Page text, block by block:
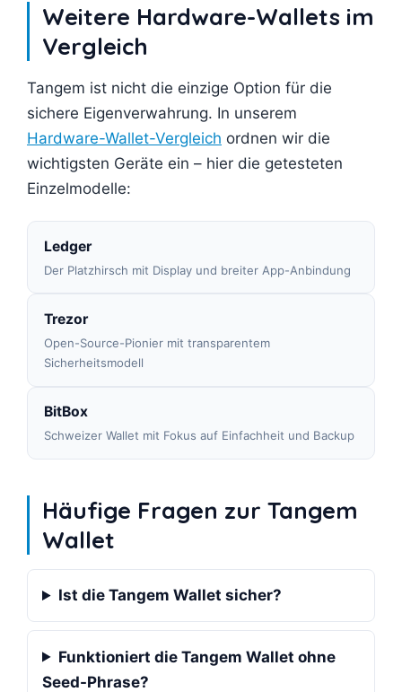
Weitere Hardware-Wallets im
Vergleich
Tangem ist nicht die einzige Option für die
sichere Eigenverwahrung. In unserem
Hardware-Wallet-Vergleich ordnen wir die
wichtigsten Geräte ein – hier die getesteten
Einzelmodelle:
Ledger
Der Platzhirsch mit Display und breiter App-Anbindung
Trezor
Open-Source-Pionier mit transparentem
Sicherheitsmodell
BitBox
Schweizer Wallet mit Fokus auf Einfachheit und Backup
Häufige Fragen zur Tangem
Wallet
Ist die Tangem Wallet sicher?
Funktioniert die Tangem Wallet ohne
Seed-Phrase?